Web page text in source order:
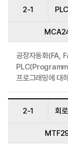
2-1
공장자동화(FA,
프로그래밍에 대
2-1 회